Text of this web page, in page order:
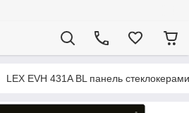
LEX EVH 431A BL панель